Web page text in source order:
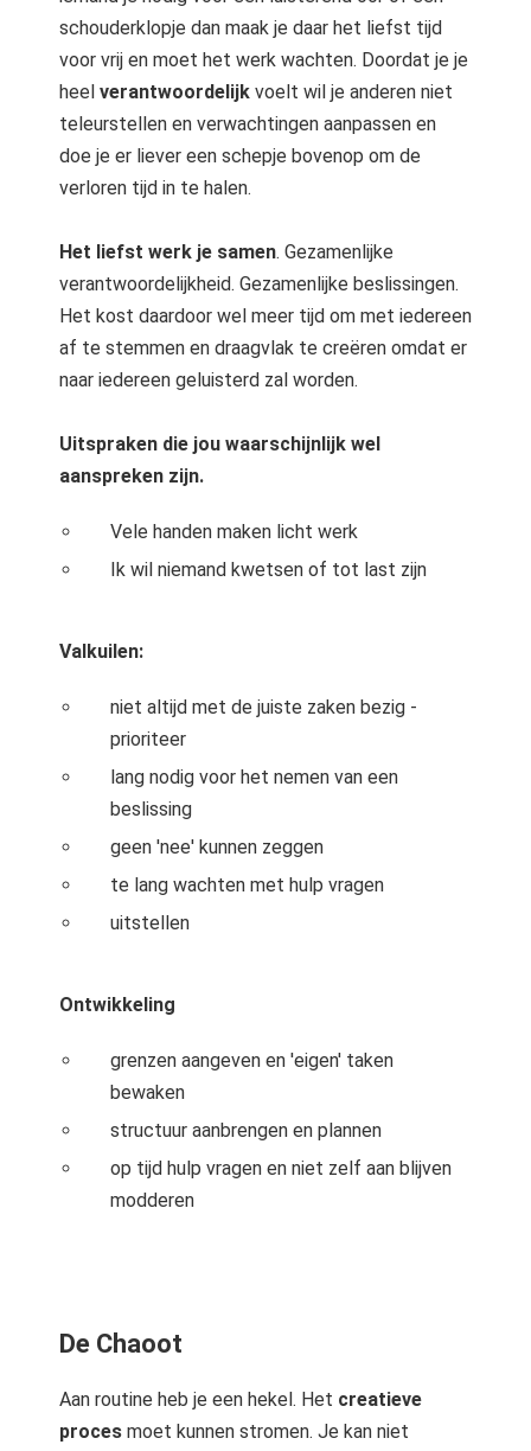
schouderklopje dan maak je daar het liefst tijd
voor vrij en moet het werk wachten. Doordat je je
heel verantwoordelijk voelt wil je anderen niet
teleurstellen en verwachtingen aanpassen en
doe je er liever een schepje bovenop om de
verloren tijd in te halen.
Het liefst werk je samen. Gezamenlijke
verantwoordelijkheid. Gezamenlijke beslissingen.
Het kost daardoor wel meer tijd om met iedereen
af te stemmen en draagvlak te creëren omdat er
naar iedereen geluisterd zal worden.
Uitspraken die jou waarschijnlijk wel
aanspreken zijn.
Vele handen maken licht werk
Ik wil niemand kwetsen of tot last zijn
Valkuilen:
niet altijd met de juiste zaken bezig -
prioriteer
lang nodig voor het nemen van een
beslissing
geen 'nee' kunnen zeggen
te lang wachten met hulp vragen
uitstellen
Ontwikkeling
grenzen aangeven en 'eigen' taken
bewaken
structuur aanbrengen en plannen
op tijd hulp vragen en niet zelf aan blijven
modderen
De Chaoot
Aan routine heb je een hekel. Het creatieve
proces moet kunnen stromen. Je kan niet